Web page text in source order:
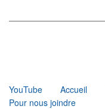
YouTube
Accueil
Pour nous joindre